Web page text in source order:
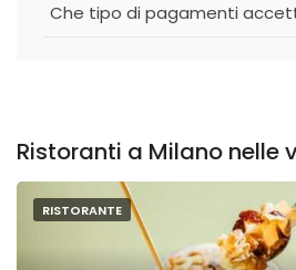
Che tipo di pagamenti
Ristoranti a Milano nelle
RISTORANTE